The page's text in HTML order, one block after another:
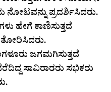
ಪ್ರದರ್ಶಿಸಿದರು.
ಹೇಗೆ ಕಾಣಿಸುತ್ತದೆ
ಜಗಮಗಿಸುತ್ತದೆ
ಸಾವಿರಾರರು ಸಭಿಕರು